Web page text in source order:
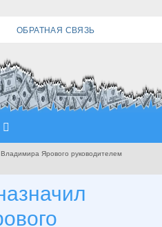
ОБРАТНАЯ СВЯЗЬ
Ярового руководителем